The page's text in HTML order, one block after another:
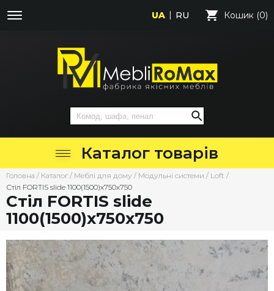
UA RU Кошик (0)
Каталог товарів
Головна / Каталог / Меблі для дому / Модульні системи / Loft /
Стіл FORTIS slide 1100(1500)х750х750
Стіл FORTIS slide
1100(1500)х750х750